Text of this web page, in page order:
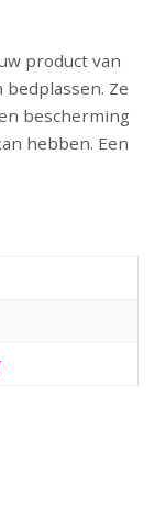
product van
Ze
bescherming
hebben. Een